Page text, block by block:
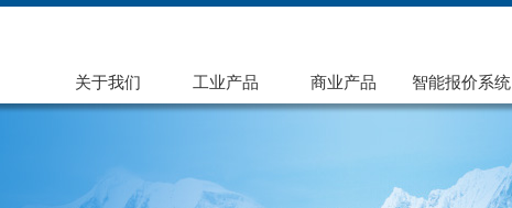
关于我们 工业产品 商业产品 智能报价系统